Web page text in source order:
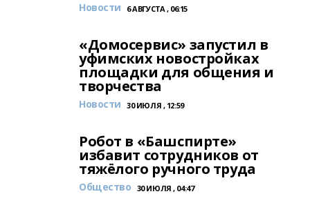
Новости 6 АВГУСТА , 06:15
«Домосервис» запустил в
уфимских новостройках
площадки для общения и
творчества
Новости 30 ИЮЛЯ , 12:59
Робот в «Башспирте»
избавит сотрудников от
тяжёлого ручного труда
Общество 30 ИЮЛЯ , 04:47